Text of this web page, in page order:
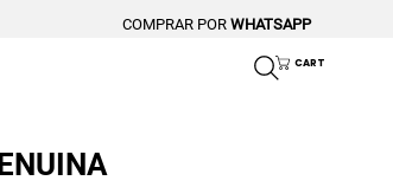
CART
COMPRAR POR WHATSAPP